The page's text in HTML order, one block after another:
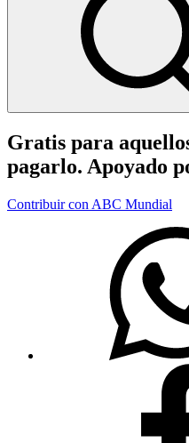
Gratis para
pagarlo. Apoyado
Contribuir con ABC Mundial